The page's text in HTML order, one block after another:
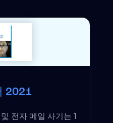
2021
전자 메일 사기는 1